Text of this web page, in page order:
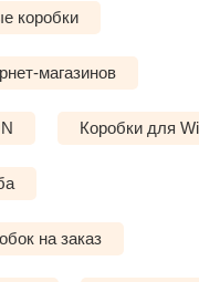
коробки
магазинов
Коробки для
на заказ